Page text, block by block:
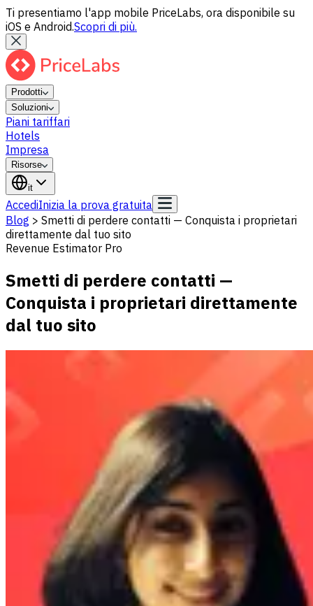
Ti presentiamo l'app mobile PriceLabs, ora disponibile su
iOS e Android.Scopri di più.
Prodotti
Soluzioni
Piani tariffari
Hotels
Impresa
Risorse
it
AccediInizia la prova gratuita
Blog > Smetti di perdere contatti — Conquista i proprietari
direttamente dal tuo sito
Revenue Estimator Pro
Smetti di perdere contatti —
Conquista i proprietari direttamente
dal tuo sito